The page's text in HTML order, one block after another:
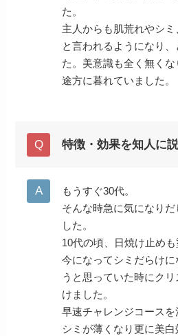
た。
主人からも肌荒れやシミ
と言われるようになり
た。美意識も全く無く
途方に暮れていました。
特徴・効果を知人に
もうすぐ30代。
そんな時急に気になり
した。
10代の頃、日焼け止め
今になってシミだらけ
うと思っていた時にク
けました。
早速チャレンジコースを
シミが薄くなり更に美